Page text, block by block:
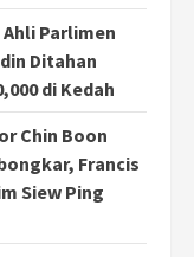
Ahli Parlimen
Ditahan
di Kedah
Chin Boon
Francis
Siew Ping